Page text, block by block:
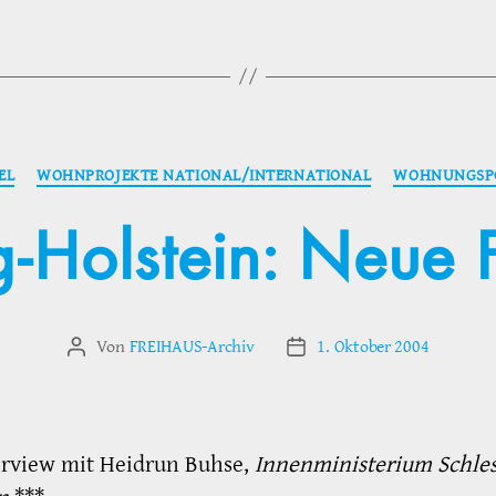
Kategorien
WOHNPROJEKTE NATIONAL/INTERNATIONAL
Holstein: Neue
Beitragsautor
Von FREIHAUS-Archiv Veröffentlichungsdatum
1. Oktober 2004
mit Heidrun Buhse, Innenministerium